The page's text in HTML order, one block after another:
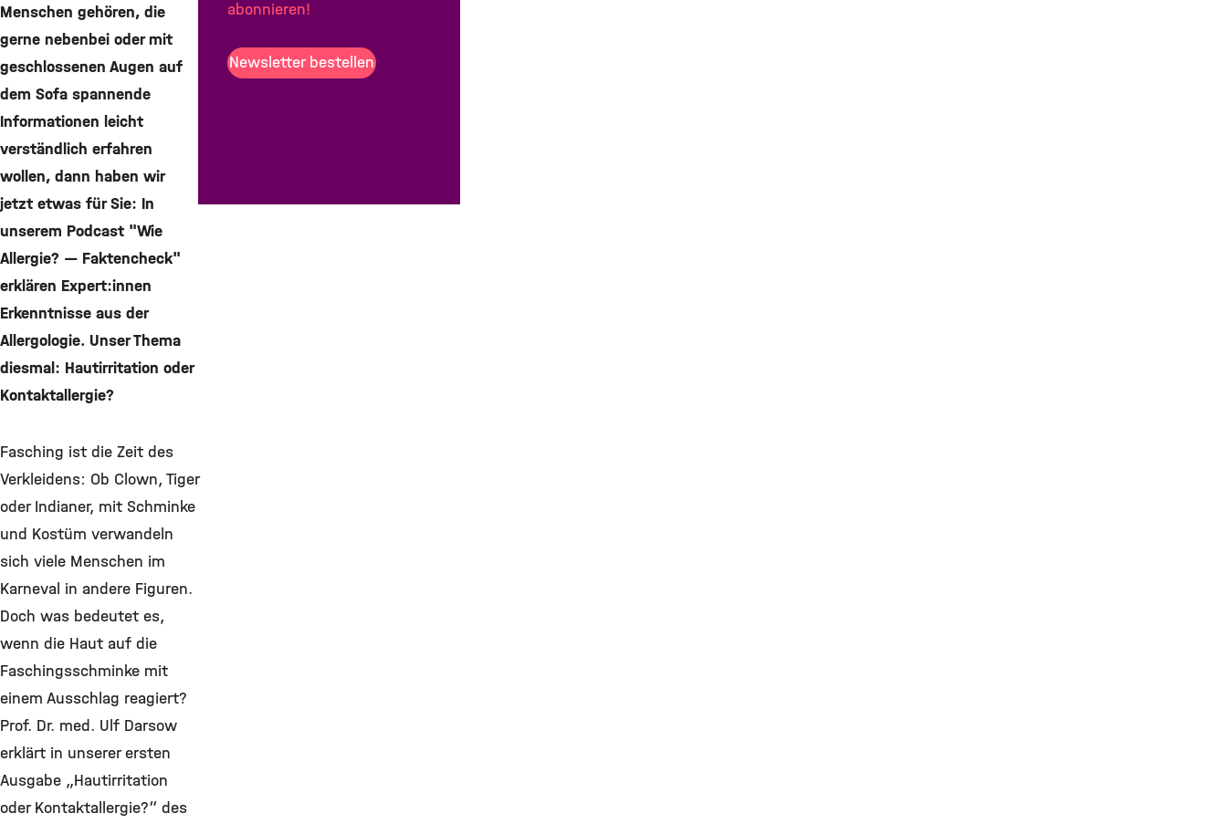
Menschen gehören, die
gerne nebenbei oder mit
geschlossenen Augen auf
dem Sofa spannende
Informationen leicht
verständlich erfahren
wollen, dann haben wir
jetzt etwas für Sie: In
unserem Podcast "Wie
Allergie? — Faktencheck"
erklären Expert:innen
Erkenntnisse aus der
Allergologie. Unser Thema
diesmal: Hautirritation oder
Kontaktallergie?
Fasching ist die Zeit des
Verkleidens: Ob Clown, Tiger
oder Indianer, mit Schminke
und Kostüm verwandeln
sich viele Menschen im
Karneval in andere Figuren.
Doch was bedeutet es,
wenn die Haut auf die
Faschingsschminke mit
einem Ausschlag reagiert?
Prof. Dr. med. Ulf Darsow
erklärt in unserer ersten
Ausgabe „Hautirritation
oder Kontaktallergie?“ des
Teilen
Mail
abonnieren!
Newsletter bestellen